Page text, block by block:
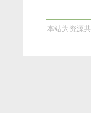
本站为资源